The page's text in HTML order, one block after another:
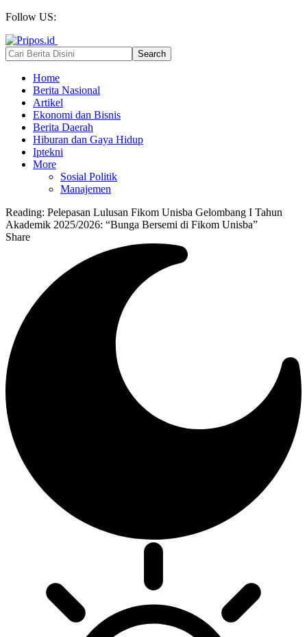
Follow US:
Home
Berita Nasional
Artikel
Ekonomi dan Bisnis
Berita Daerah
Hiburan dan Gaya Hidup
Iptekni
More
Sosial Politik
Manajemen
Reading: Pelepasan Lulusan Fikom Unisba Gelombang I Tahun
Akademik 2025/2026: “Bunga Bersemi di Fikom Unisba”
Share